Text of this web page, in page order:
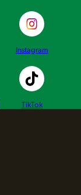
Instagram
TikTok